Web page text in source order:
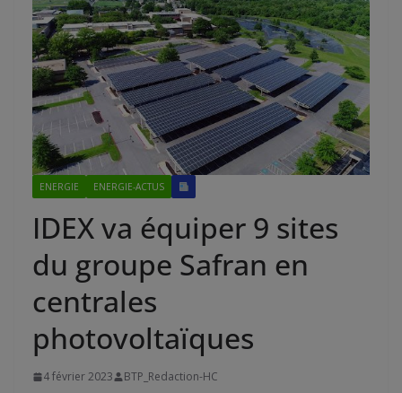
ENERGIE ENERGIE-ACTUS
IDEX va équiper 9 sites
du groupe Safran en
centrales
photovoltaïques
4 février 2023 BTP_Redaction-HC